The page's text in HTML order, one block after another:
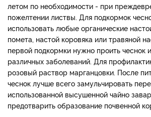
летом по необходимости - при
пожелтении листвы. Для подкормок
использовать любые органические
помета, настой коровяка или травяной
первой подкормки нужно проить чеснок
различных заболеваний. Для
розовый раствор марганцовки. После
чеснок лучше всего замульчировать
использованной высушенной чайно
предотварить образование почвенной